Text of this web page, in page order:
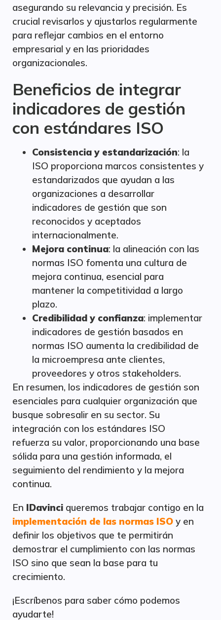
asegurando su relevancia y precisión. Es
crucial revisarlos y ajustarlos regularmente
para reflejar cambios en el entorno
empresarial y en las prioridades
organizacionales.
Beneficios de integrar
indicadores de gestión
con estándares ISO
Consistencia y estandarización: la
ISO proporciona marcos consistentes y
estandarizados que ayudan a las
organizaciones a desarrollar
indicadores de gestión que son
reconocidos y aceptados
internacionalmente.
Mejora continua: la alineación con las
normas ISO fomenta una cultura de
mejora continua, esencial para
mantener la competitividad a largo
plazo.
Credibilidad y confianza: implementar
indicadores de gestión basados en
normas ISO aumenta la credibilidad de
la microempresa ante clientes,
proveedores y otros stakeholders.
En resumen, los indicadores de gestión son
esenciales para cualquier organización que
busque sobresalir en su sector. Su
integración con los estándares ISO
refuerza su valor, proporcionando una base
sólida para una gestión informada, el
seguimiento del rendimiento y la mejora
continua.
En IDavinci queremos trabajar contigo en la
implementación de las normas ISO y en
definir los objetivos que te permitirán
demostrar el cumplimiento con las normas
ISO sino que sean la base para tu
crecimiento.
¡Escríbenos para saber cómo podemos
ayudarte!